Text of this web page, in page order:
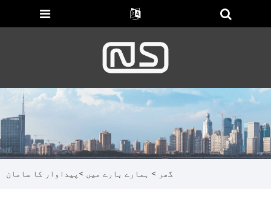
گھر > ہمارے بارے میں >پیداوار کا سامان